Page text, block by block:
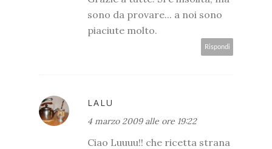
sono da provare... a noi sono
piaciute molto.
Rispondi
LALU
4 marzo 2009 alle ore 19:22
Ciao Luuuu!! che ricetta strana